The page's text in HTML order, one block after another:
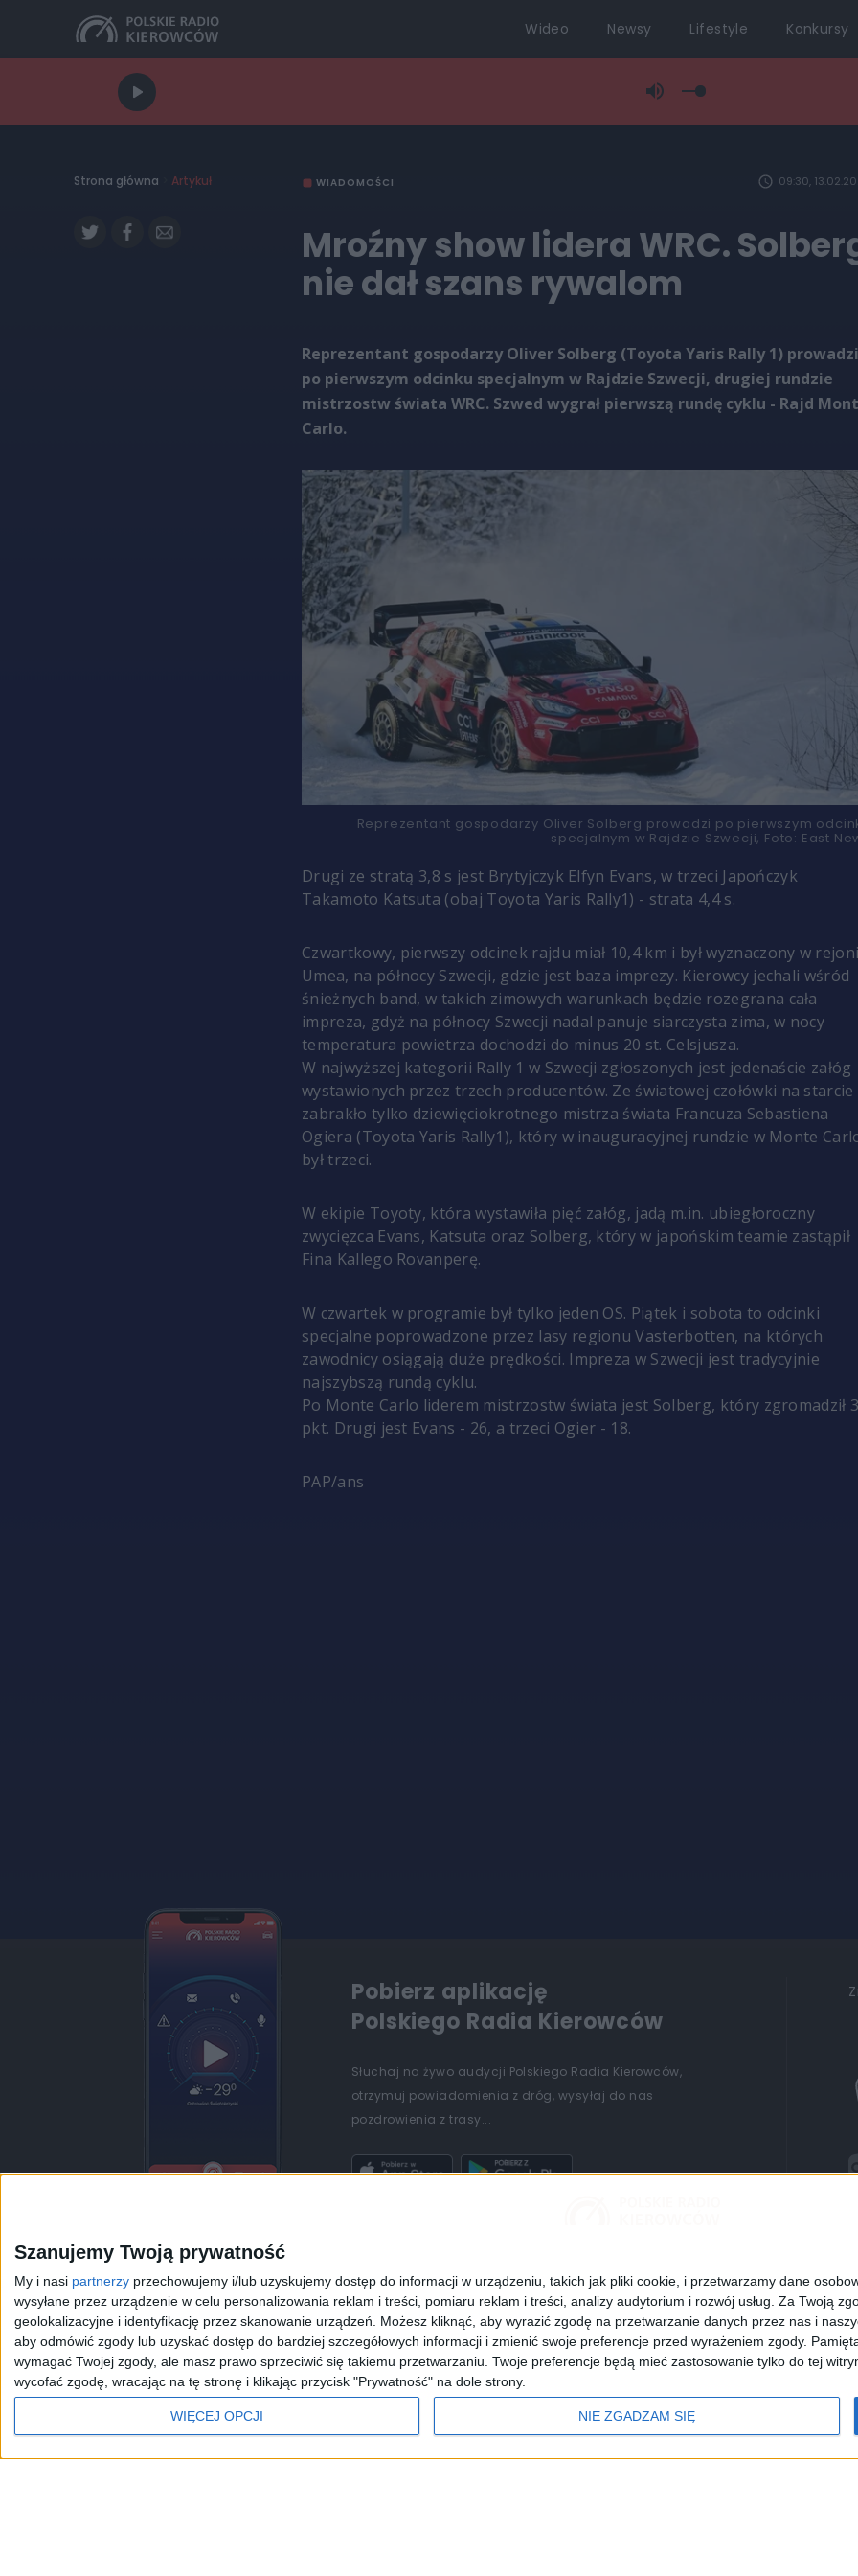
Szanujemy Twoją prywatność
My i nasi partnerzy przechowujemy i/lub uzyskujemy dostęp do informacji w urządzeniu, takich jak pliki cookie, i przetwarzamy dane
wysyłane przez urządzenie w celu personalizowania reklam i treści, pomiaru reklam i treści, analizy audytorium i rozwój usług. Za Twoją
geolokalizacyjne i identyfikację przez skanowanie urządzeń. Możesz kliknąć, aby wyrazić zgodę na przetwarzanie danych przez nas i
aby odmówić zgody lub uzyskać dostęp do bardziej szczegółowych informacji i zmienić swoje preferencje przed wyrażeniem zgody.
wymagać Twojej zgody, ale masz prawo sprzeciwić się takiemu przetwarzaniu. Twoje preferencje będą mieć zastosowanie tylko do tej
wycofać zgodę, wracając na tę stronę i klikając przycisk "Prywatność" na dole strony.
WIĘCEJ OPCJI NIE ZGADZAM SIĘ
Wideo Newsy Lifestyle Konkursy
Strona główna Artykuł WIADOMOŚCI 09:30,
Mroźny show lidera WRC.
nie dał szans rywalom
Reprezentant gospodarzy Oliver Solberg (Toyota Yaris Rally 1) prowadzi
po pierwszym odcinku specjalnym w Rajdzie Szwecji, drugiej rundzie
mistrzostw świata WRC. Szwed wygrał pierwszą rundę cyklu - Rajd
Carlo.
Reprezentant gospodarzy Oliver Solberg prowadzi po pierwszym
specjalnym w Rajdzie Szwecji, Foto: East
Drugi ze stratą 3,8 s jest Brytyjczyk Elfyn Evans, w trzeci Japończyk
Takamoto Katsuta (obaj Toyota Yaris Rally1) - strata 4,4 s.
Czwartkowy, pierwszy odcinek rajdu miał 10,4 km i był wyznaczony w
Umea, na północy Szwecji, gdzie jest baza imprezy. Kierowcy jechali wśród
śnieżnych band, w takich zimowych warunkach będzie rozegrana cała
impreza, gdyż na północy Szwecji nadal panuje siarczysta zima, w nocy
temperatura powietrza dochodzi do minus 20 st. Celsjusza.
W najwyższej kategorii Rally 1 w Szwecji zgłoszonych jest jedenaście załóg
wystawionych przez trzech producentów. Ze światowej czołówki na starcie
zabrakło tylko dziewięciokrotnego mistrza świata Francuza Sebastiena
Ogiera (Toyota Yaris Rally1), który w inauguracyjnej rundzie w Monte
był trzeci.
W ekipie Toyoty, która wystawiła pięć załóg, jadą m.in. ubiegłoroczny
zwycięzca Evans, Katsuta oraz Solberg, który w japońskim teamie zastąpił
Fina Kallego Rovanperę.
W czwartek w programie był tylko jeden OS. Piątek i sobota to odcinki
specjalne poprowadzone przez lasy regionu Vasterbotten, na których
zawodnicy osiągają duże prędkości. Impreza w Szwecji jest tradycyjnie
najszybszą rundą cyklu.
Po Monte Carlo liderem mistrzostw świata jest Solberg, który zgromadził
pkt. Drugi jest Evans - 26, a trzeci Ogier - 18.
PAP/ans
Pobierz aplikację
Polskiego Radia Kierowców
Słuchaj na żywo audycji Polskiego Radia Kierowców,
otrzymuj powiadomienia z dróg, wysyłaj do nas
pozdrowienia z trasy...
JEDYNKA DWÓJKA TRÓJKA CZWÓRKA POLSKIE RADIO 24 RADIO POLAND POLSKIE RADIO
Kanały Internetowe
Serwisy historyczne
Sklep
Szkolenia Polskiego Radia Częstotliwości